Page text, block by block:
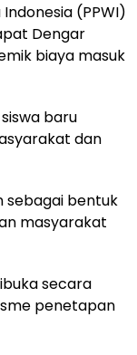
(PPWI)
Dengar
biaya masuk
baru
dan
sebagai bentuk
masyarakat
secara
penetapan